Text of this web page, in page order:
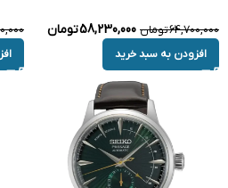
64,700,000تومان 58,230,000تومان
افزودن به سبد خرید